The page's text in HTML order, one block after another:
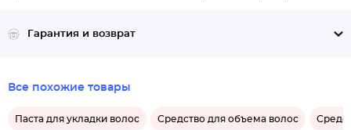
Гарантия и возврат
Все похожие товары
Паста для укладки волос Средство для объема волос